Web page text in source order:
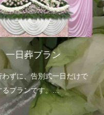
一日葬プラン
ずに、告別式一日だけで
プランです。
ップした花祭壇をお選び